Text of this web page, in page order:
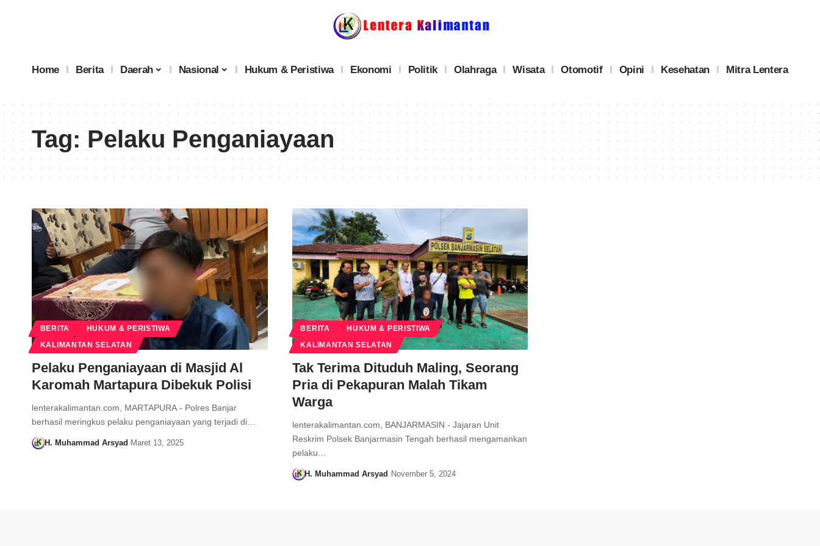
Home Berita Daerah Nasional Hukum & Peristiwa Ekonomi Politik Olahraga Wisata Otomotif Opini Kesehatan Mitra Lentera
Tag:Pelaku Penganiayaan
BERITA HUKUM & PERISTIWA
KALIMANTAN SELATAN
Pelaku Penganiayaan di Masjid Al
Karomah Martapura Dibekuk Polisi
lenterakalimantan.com, MARTAPURA - Polres Banjar
berhasil meringkus pelaku penganiayaan yang terjadi di…
H. Muhammad Arsyad Maret 13, 2025
BERITA HUKUM & PERISTIWA
KALIMANTAN SELATAN
Tak Terima Dituduh Maling, Seorang
Pria di Pekapuran Malah Tikam
Warga
lenterakalimantan.com, BANJARMASIN - Jajaran Unit
Reskrim Polsek Banjarmasin Tengah berhasil mengamankan
pelaku…
H. Muhammad Arsyad November 5, 2024